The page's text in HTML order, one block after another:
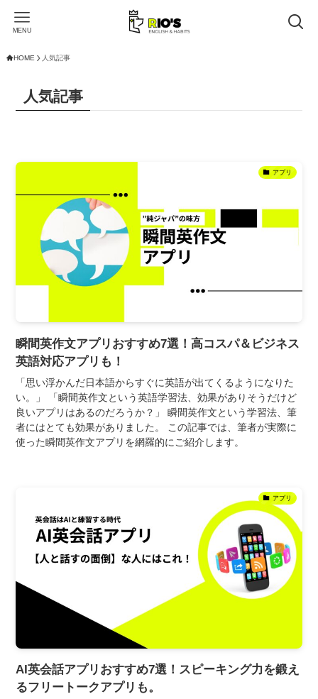
MENU
HOME 人気記事
人気記事
アプリ
瞬間英作文アプリおすすめ7選！高コスパ＆ビジネス
英語対応アプリも！
「思い浮かんだ日本語からすぐに英語が出てくるようになりた
い。」 「瞬間英作文という英語学習法、効果がありそうだけど
良いアプリはあるのだろうか？」 瞬間英作文という学習法、筆
者にはとても効果がありました。 この記事では、筆者が実際に
使った瞬間英作文アプリを網羅的にご紹介します。
アプリ
AI英会話アプリおすすめ7選！スピーキング力を鍛え
るフリートークアプリも。